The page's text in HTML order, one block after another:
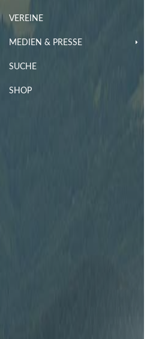
VEREINE
MEDIEN & PRESSE
SUCHE
SHOP